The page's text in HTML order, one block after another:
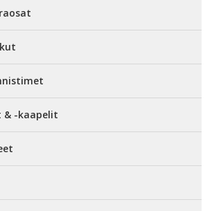
-kaapelit